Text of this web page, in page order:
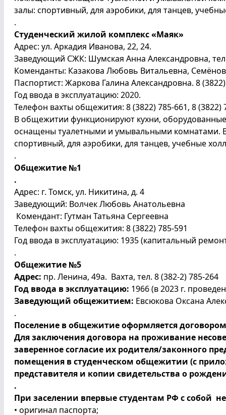
залы: спортивный, для аэробики, для танцев,
.
Студенческий жилой комплекс «Маяк»
Адрес: ул. Аркадия Иванова, 22, 24.
Заведующий СЖК: Шумская Анна Александровна,
Коменданты: Казакова Любовь Витальевна,
Паспортист: Жаркова Галина Александровна. 8
Год ввода в эксплуатацию: 2020.
Телефон вахты общежития: 8 (3822) 785-661, 8 (3822)
В общежитии функционируют кухни,
оснащены туалетными и умывальными комнатами.
спортивный, для аэробики, для танцев, учебные
.
Общежитие №1
.
Адрес: г. Томск, ул. Никитина, д. 4
Заведующий: Волчек Любовь
Комендант: Гутман Татьяна Сергеевна
Телефон вахты общежития: 8 (3822) 785-591
Год ввода в эксплуатацию: 1935 (капитальный
.
Общежитие №5
Адрес: пр. Ленина, 49а. Вахта, тел. 8 (382-2) 785-
Год ввода в эксплуатацию: 1966 (в 2023 г.
Заведующий общежитием: Евсюкова Оксана
.
Поселение в общежитие оформляется
Для заключения договора на проживание
заверенное согласие их родителя/законного
помещения в студенческом общежитии (с
представителя и копии свидетельства о
.
При заселении впервые студентам РФ с собой
• оригинал паспорта;